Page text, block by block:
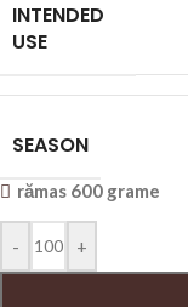
INTENDED
USE
SEASON
rămas 600 grame
- +